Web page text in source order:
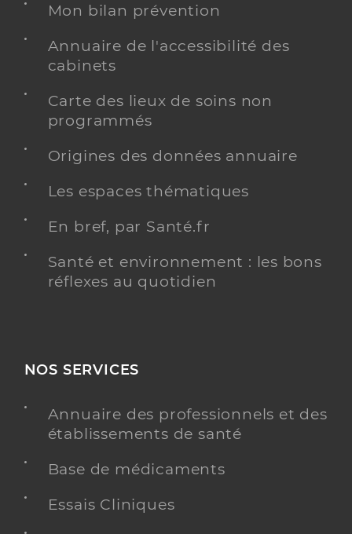
Mon bilan prévention
Annuaire de l'accessibilité des
cabinets
Carte des lieux de soins non
programmés
Origines des données annuaire
Les espaces thématiques
En bref, par Santé.fr
Santé et environnement : les bons
réflexes au quotidien
NOS SERVICES
Annuaire des professionnels et des
établissements de santé
Base de médicaments
Essais Cliniques